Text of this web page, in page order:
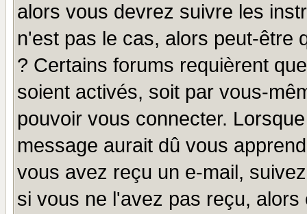
alors vous devrez suivre les
n'est pas le cas, alors peut-être
? Certains forums requièrent
soient activés, soit par vous-
pouvoir vous connecter.
message aurait dû vous
vous avez reçu un e-mail,
si vous ne l'avez pas reçu,